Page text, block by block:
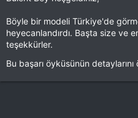
Böyle bir modeli Türkiye'de
heyecanlandırdı. Başta size ve
teşekkürler.
Bu başarı öyküsünün